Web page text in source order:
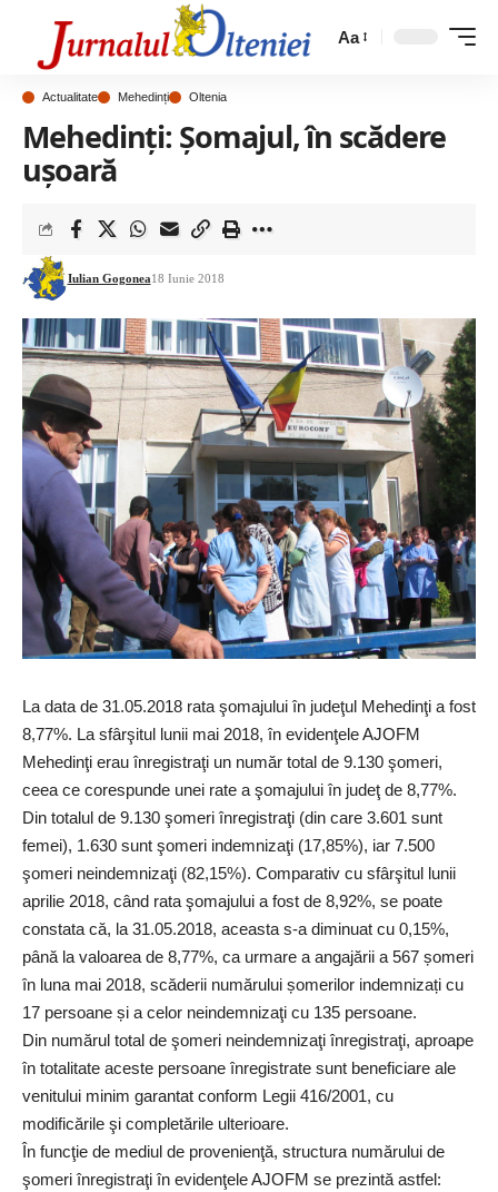
Aa
Actualitate Mehedinți Oltenia
Mehedinți: Șomajul, în scădere
ușoară
Iulian Gogonea18 Iunie 2018
La data de 31.05.2018 rata şomajului în judeţul Mehedinţi a fost
8,77%. La sfârşitul lunii mai 2018, în evidenţele AJOFM
Mehedinţi erau înregistraţi un număr total de 9.130 şomeri,
ceea ce corespunde unei rate a şomajului în judeţ de 8,77%.
Din totalul de 9.130 şomeri înregistraţi (din care 3.601 sunt
femei), 1.630 sunt şomeri indemnizaţi (17,85%), iar 7.500
şomeri neindemnizaţi (82,15%). Comparativ cu sfârşitul lunii
aprilie 2018, când rata şomajului a fost de 8,92%, se poate
constata că, la 31.05.2018, aceasta s-a diminuat cu 0,15%,
până la valoarea de 8,77%, ca urmare a angajării a 567 șomeri
în luna mai 2018, scăderii numărului șomerilor indemnizați cu
17 persoane și a celor neindemnizaţi cu 135 persoane.
Din numărul total de şomeri neindemnizaţi înregistraţi, aproape
în totalitate aceste persoane înregistrate sunt beneficiare ale
venitului minim garantat conform Legii 416/2001, cu
modificările şi completările ulterioare.
În funcţie de mediul de provenienţă, structura numărului de
şomeri înregistraţi în evidenţele AJOFM se prezintă astfel: